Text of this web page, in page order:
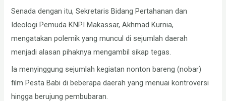
Senada dengan itu, Sekretaris Bidang Pertahanan dan
Ideologi Pemuda KNPI Makassar, Akhmad Kurnia,
mengatakan polemik yang muncul di sejumlah daerah
menjadi alasan pihaknya mengambil sikap tegas.
Ia menyinggung sejumlah kegiatan nonton bareng (nobar)
film Pesta Babi di beberapa daerah yang menuai kontroversi
hingga berujung pembubaran.